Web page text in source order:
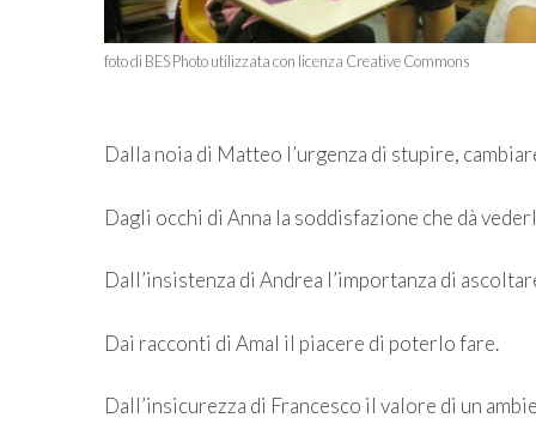
foto di BES Photo utilizzata con licenza Creative Commons
Dalla noia di Matteo l’urgenza di stupire,
Dagli occhi di Anna la soddisfazione che dà
Dall’insistenza di Andrea l’importanza di
Dai racconti di Amal il piacere di poterlo fare.
Dall’insicurezza di Francesco il valore di un